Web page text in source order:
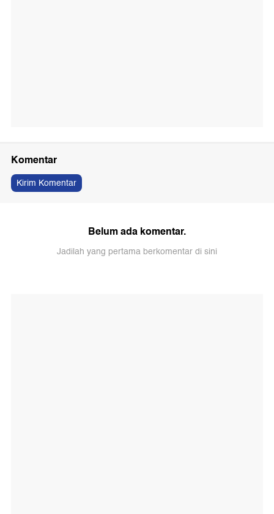
Komentar
Kirim Komentar
Belum ada komentar.
Jadilah yang pertama berkomentar di sini